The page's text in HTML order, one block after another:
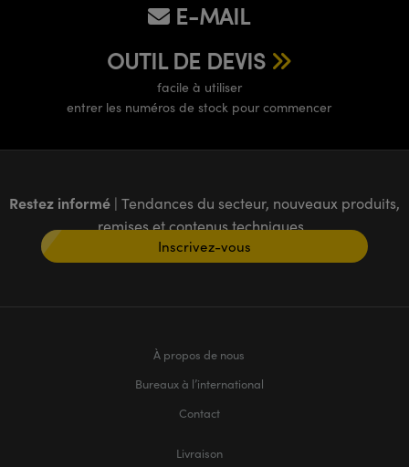
E-MAIL
OUTIL DE DEVIS
facile à utiliser
entrer les numéros de stock pour commencer
Restez informé | Tendances du secteur, nouveaux produits,
remises et contenus techniques
Inscrivez-vous
À propos de nous
Bureaux à l’international
Contact
Livraison